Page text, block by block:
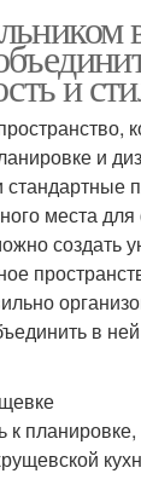
и
и
места
создать
в
к